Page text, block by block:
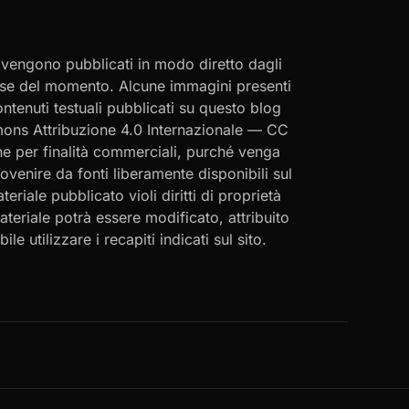
pubblicati in modo diretto dagli
del momento. Alcune immagini presenti
testuali pubblicati su questo blog
Attribuzione 4.0 Internazionale — CC
per finalità commerciali, purché venga
da fonti liberamente disponibili sul
pubblicato violi diritti di proprietà
potrà essere modificato, attribuito
utilizzare i recapiti indicati sul sito.